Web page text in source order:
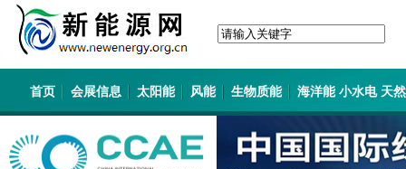
首页 会展信息 太阳能 风能 生物质能 海洋能 小水电 天